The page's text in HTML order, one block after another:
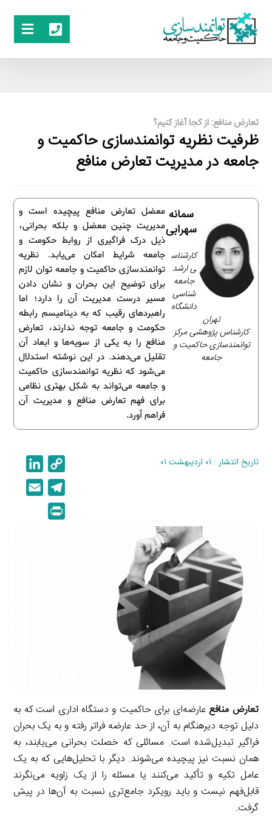
تعارض منافع: از کجا آغاز کنیم؟
ظرفیت نظریه توانمندسازی حاکمیت و
جامعه در مدیریت تعارض منافع
معضل تعارض منافع پیچیده است و
مدیریت چنین معضل و بلکه بحرانی،
ذیل درک فراگیری از روابط حکومت و
جامعه شرایط امکان می‌یابد. نظریه
توانمندسازی حاکمیت و جامعه توان لازم
برای توضیح این بحران و نشان دادن
مسیر درست مدیریت آن را دارد؛ اما
راهبردهای رقیب که به دینامیسم رابطه
حکومت و جامعه توجه ندارند، تعارض
منافع را به یکی از سویه‌ها و ابعاد آن
تقلیل می‌دهند. در این نوشته استدلال
می‌شود که نظریه توانمندسازی حاکمیت
و جامعه می‌تواند به شکل بهتری نظامی
برای فهم تعارض منافع و مدیریت آن
فراهم آورد.
سمانه
سهرابی
کارشناس
ی ارشد
جامعه‌
شناسی
دانشگاه
تهران
کارشناس پژوهشی مرکز
توانمندسازی حاکمیت و
جامعه
تاریخ انتشار : ۰۱ اردیبهشت ۰۱
o
p
y
i
n
e
l
تعارض منافععارضه‌ای برای حاکمیت و دستگاه اداری است که به
دلیل توجه دیرهنگام به آن، از حد عارضه فراتر رفته و به یک بحران
فراگیر تبدیل‌شده است. مسائلی که خصلت بحرانی می‌یابند، به
همان نسبت نیز پیچیده می‌شوند. دیگر با تحلیل‌هایی که به یک
عامل تکیه و تأکید می‌کنند یا مسئله را از یک زاویه می‌نگرند
قابل‌فهم نیست و باید رویکرد جامع‌تری نسبت به آن‌ها در پیش
گرفت.